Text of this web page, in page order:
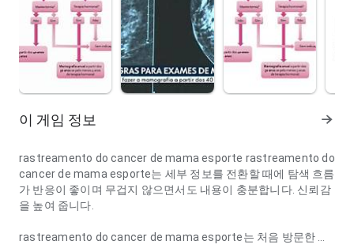
이 게임 정보
rastreamento do cancer de mama esporte rastreamento do
cancer de mama esporte는 세부 정보를 전환할 때에 탐색 흐름
가 반응이 좋이며 무겁지 않으면서도 내용이 충분합니다. 신뢰감
을 높여 줍니다.
rastreamento do cancer de mama esporte는 처음 방문한 사